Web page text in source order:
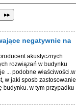
▸▸
negatywnie na
akustycznych
rozwiązań w budynku
... podobne właściwości.w
w jaki sposb zastosowanie
budynku. w tym przypadku